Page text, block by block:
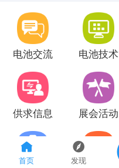
首页 发现
电池交流 电池技术
供求信息 展会活动